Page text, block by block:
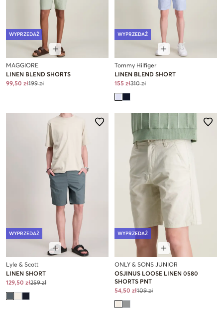
WYPRZEDAŻ
MAGGIORE
LINEN BLEND SHORTS
99,50 zł199 zł
WYPRZEDAŻ
Tommy Hilfiger
LINEN BLEND SHORT
155 zł310 zł
WYPRZEDAŻ
Lyle & Scott
LINEN SHORT
129,50 zł259 zł
WYPRZEDAŻ
ONLY & SONS JUNIOR
OSJINUS LOOSE LINEN 0580
SHORTS PNT
54,50 zł109 zł